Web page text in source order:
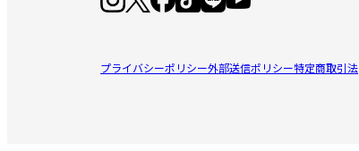
プライバシーポリシー外部送信ポリシー特定商取引法